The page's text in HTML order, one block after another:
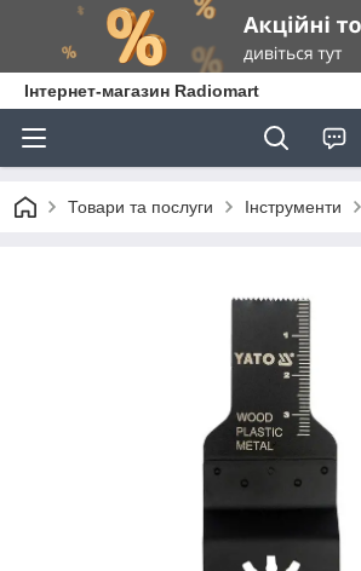
Інтернет-магазин Radiomart
Товари та послуги Інструменти